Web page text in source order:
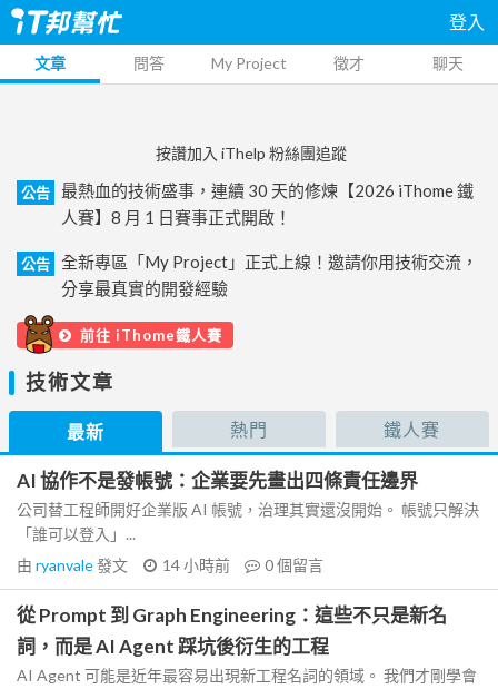
登入
文章 問答 My Project 徵才 聊天
按讚加入 iThelp 粉絲團追蹤
公告
最熱血的技術盛事，連續 30 天的修煉【2026 iThome 鐵
人賽】8 月 1 日賽事正式開啟！
公告
全新專區「My Project」正式上線！邀請你用技術交流，
分享最真實的開發經驗
前往 iThome鐵人賽
技術文章
最新 熱門 鐵人賽
AI 協作不是發帳號：企業要先畫出四條責任邊界
公司替工程師開好企業版 AI 帳號，治理其實還沒開始。 帳號只解決
「誰可以登入」...
由 ryanvale發文 14 小時前 0個留言
從 Prompt 到 Graph Engineering：這些不只是新名
詞，而是 AI Agent 踩坑後衍生的工程
AI Agent 可能是近年最容易出現新工程名詞的領域。 我們才剛學會